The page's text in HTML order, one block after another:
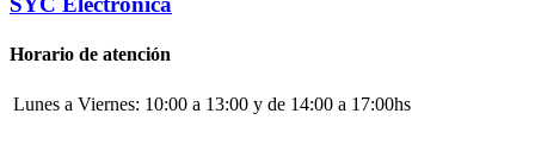
Horario de atención
Lunes a Viernes: 10:00 a 13:00 y de 14:00 a 17:00hs